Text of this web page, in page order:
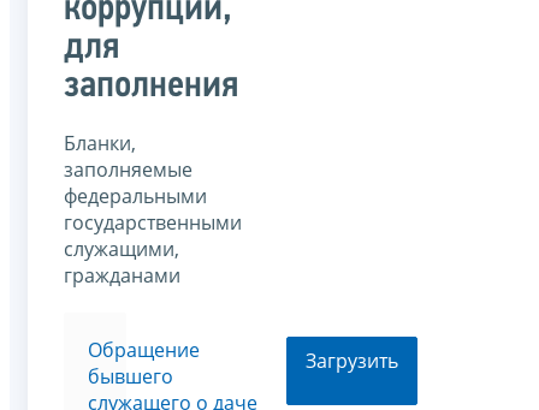
коррупции,
для
заполнения
Бланки,
заполняемые
федеральными
государственными
служащими,
гражданами
Обращение
бывшего
служащего о даче
Загрузить